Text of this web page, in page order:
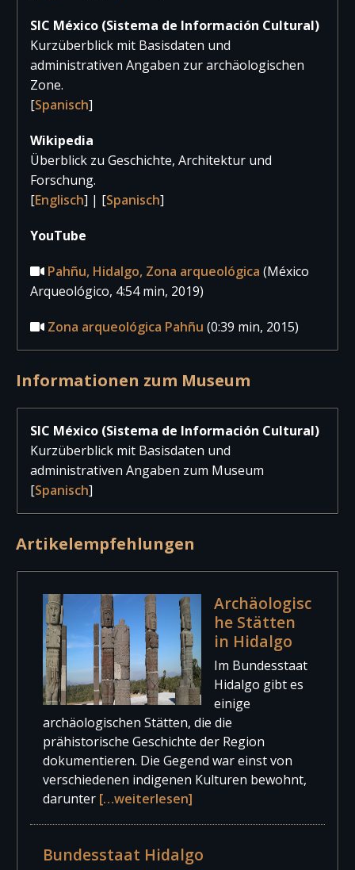
2017
24.651
SIC México (Sistema de Información Cultural)
Kurzüberblick mit Basisdaten und
administrativen Angaben zur archäologischen
Zone.
[Spanisch]
Wikipedia
Überblick zu Geschichte, Architektur und
Forschung.
[Englisch] | [Spanisch]
YouTube
Pahñu, Hidalgo, Zona arqueológica (México
Arqueológico, 4:54 min, 2019)
Zona arqueológica Pahñu (0:39 min, 2015)
Informationen zum Museum
SIC México (Sistema de Información Cultural)
Kurzüberblick mit Basisdaten und
administrativen Angaben zum Museum
[Spanisch]
Artikelempfehlungen
Archäologisc
he Stätten
in Hidalgo
Im Bundesstaat
Hidalgo gibt es
einige
archäologischen Stätten, die die
prähistorische Geschichte der Region
dokumentieren. Die Gegend war einst von
verschiedenen indigenen Kulturen bewohnt,
darunter […weiterlesen]
Bundesstaat Hidalgo